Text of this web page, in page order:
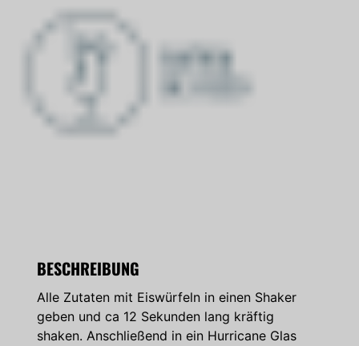
BESCHREIBUNG
Alle Zutaten mit Eiswürfeln in einen Shaker
geben und ca 12 Sekunden lang kräftig
shaken. Anschließend in ein Hurricane Glas